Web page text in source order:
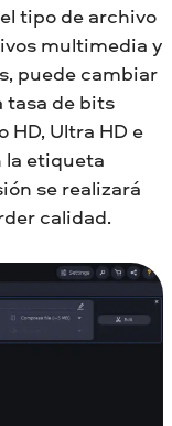
tipo de archivo
multimedia y
puede cambiar
tasa de bits
Ultra HD e
la etiqueta
se realizará
calidad.